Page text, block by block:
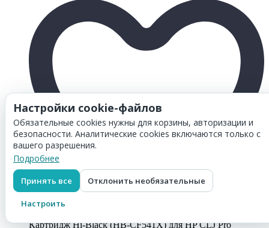
Картридж Hi-Black (HB-CF541X) для HP CLJ Pro
Настройки cookie-файлов
Обязательные cookies нужны для корзины, авторизации и
безопасности. Аналитические cookies включаются только с
вашего разрешения.
Подробнее
Принять все Отклонить необязательные
Настроить